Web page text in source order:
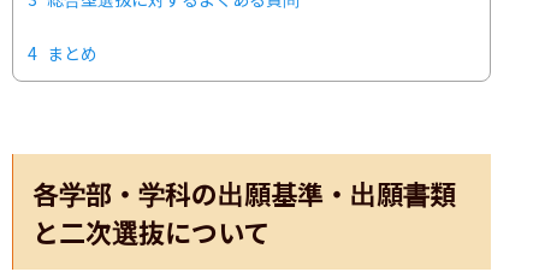
4 まとめ
各学部・学科の出願基準・出願書類
と二次選抜について